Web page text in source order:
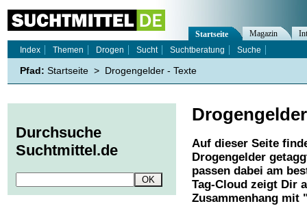
Drogengelder
Auf dieser Seite
Drogengelder
passen dabei am
Tag-Cloud zeigt Dir
Zusammenhang mit
Startseite Magazin
Index
Themen Drogen Sucht Suchtberatung Suche
Pfad: Startseite > Drogengelder - Texte
Durchsuche
Suchtmittel.de